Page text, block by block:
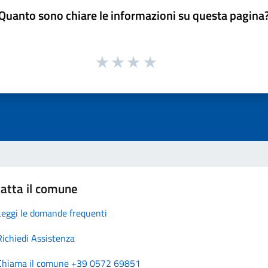
sono chiare le informazioni su questa
il comune
le domande frequenti
Assistenza
il comune +39 0572 69851